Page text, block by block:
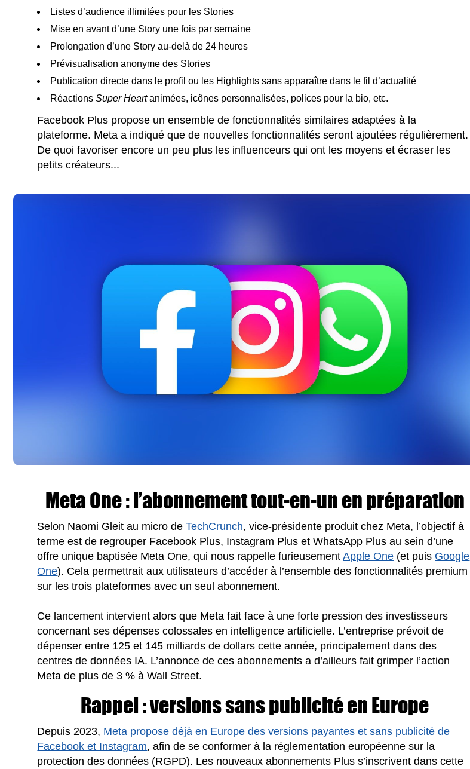
Listes d’audience illimitées pour les Stories
Mise en avant d’une Story une fois par semaine
Prolongation d’une Story au-delà de 24 heures
Prévisualisation anonyme des Stories
Publication directe dans le profil ou les Highlights sans apparaître dans le fil d’actualité
RéactionsSuper Heartanimées, icônes personnalisées, polices pour la bio, etc.
Facebook Plus propose un ensemble de fonctionnalités similaires adaptées à la
plateforme. Meta a indiqué que de nouvelles fonctionnalités seront ajoutées régulièrement.
De quoi favoriser encore un peu plus les influenceurs qui ont les moyens et écraser les
petits créateurs...
Meta One : l’abonnement tout-en-un en préparation
Selon Naomi Gleit au micro deTechCrunch, vice-présidente produit chez Meta, l’objectif à
terme est de regrouper Facebook Plus, Instagram Plus et WhatsApp Plus au sein d’une
offre unique baptisée Meta One, qui nous rappelle furieusementApple One (et puis Google
One). Cela permettrait aux utilisateurs d’accéder à l’ensemble des fonctionnalités premium
sur les trois plateformes avec un seul abonnement.
Ce lancement intervient alors que Meta fait face à une forte pression des investisseurs
concernant ses dépenses colossales en intelligence artificielle. L’entreprise prévoit de
dépenser entre 125 et 145 milliards de dollars cette année, principalement dans des
centres de données IA. L’annonce de ces abonnements a d’ailleurs fait grimper l’action
Meta de plus de 3 % à Wall Street.
Rappel : versions sans publicité en Europe
Depuis 2023, Meta propose déjà en Europe des versions payantes et sans publicité de
Facebook et Instagram, afin de se conformer à la réglementation européenne sur la
protection des données (RGPD). Les nouveaux abonnements Plus s’inscrivent dans cette